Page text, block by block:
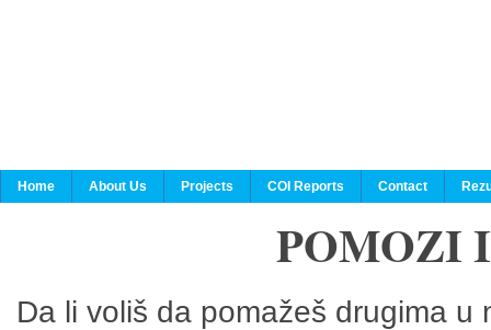
Home About Us Projects COI Reports Contact
POMOZI
Da li voliš da pomažeš drugima